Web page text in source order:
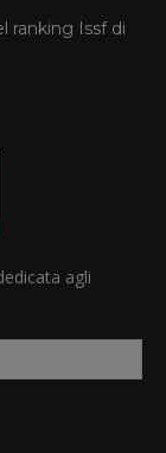
ranking Issf di
agli